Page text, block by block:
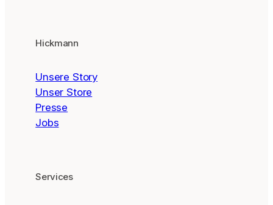
Hickmann
Unsere Story
Unser Store
Presse
Jobs
Services